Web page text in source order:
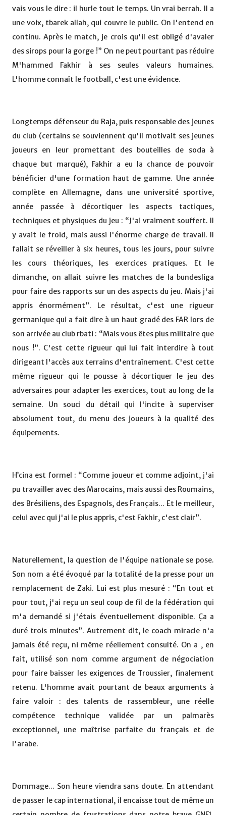
vais vous le dire : il hurle tout le temps. Un vrai berrah. Il a
une voix, tbarek allah, qui couvre le public. On l'entend en
continu. Après le match, je crois qu'il est obligé d'avaler
des sirops pour la gorge !” On ne peut pourtant pas réduire
M'hammed Fakhir à ses seules valeurs humaines.
L'homme connaît le football, c'est une évidence.
Longtemps défenseur du Raja, puis responsable des jeunes
du club (certains se souviennent qu'il motivait ses jeunes
joueurs en leur promettant des bouteilles de soda à
chaque but marqué), Fakhir a eu la chance de pouvoir
bénéficier d'une formation haut de gamme. Une année
complète en Allemagne, dans une université sportive,
année passée à décortiquer les aspects tactiques,
techniques et physiques du jeu : “J'ai vraiment souffert. Il
y avait le froid, mais aussi l'énorme charge de travail. Il
fallait se réveiller à six heures, tous les jours, pour suivre
les cours théoriques, les exercices pratiques. Et le
dimanche, on allait suivre les matches de la bundesliga
pour faire des rapports sur un des aspects du jeu. Mais j'ai
appris énormément”. Le résultat, c'est une rigueur
germanique qui a fait dire à un haut gradé des FAR lors de
son arrivée au club rbati : “Mais vous êtes plus militaire que
nous !”. C'est cette rigueur qui lui fait interdire à tout
dirigeant l'accès aux terrains d'entraînement. C'est cette
même rigueur qui le pousse à décortiquer le jeu des
adversaires pour adapter les exercices, tout au long de la
semaine. Un souci du détail qui l'incite à superviser
absolument tout, du menu des joueurs à la qualité des
équipements.
H’cina est formel : “Comme joueur et comme adjoint, j'ai
pu travailler avec des Marocains, mais aussi des Roumains,
des Brésiliens, des Espagnols, des Français... Et le meilleur,
celui avec qui j'ai le plus appris, c'est Fakhir, c'est clair”.
Naturellement, la question de l'équipe nationale se pose.
Son nom a été évoqué par la totalité de la presse pour un
remplacement de Zaki. Lui est plus mesuré : “En tout et
pour tout, j'ai reçu un seul coup de fil de la fédération qui
m'a demandé si j'étais éventuellement disponible. Ça a
duré trois minutes”. Autrement dit, le coach miracle n'a
jamais été reçu, ni même réellement consulté. On a , en
fait, utilisé son nom comme argument de négociation
pour faire baisser les exigences de Troussier, finalement
retenu. L'homme avait pourtant de beaux arguments à
faire valoir : des talents de rassembleur, une réelle
compétence technique validée par un palmarès
exceptionnel, une maîtrise parfaite du français et de
l'arabe.
Dommage... Son heure viendra sans doute. En attendant
de passer le cap international, il encaisse tout de même un